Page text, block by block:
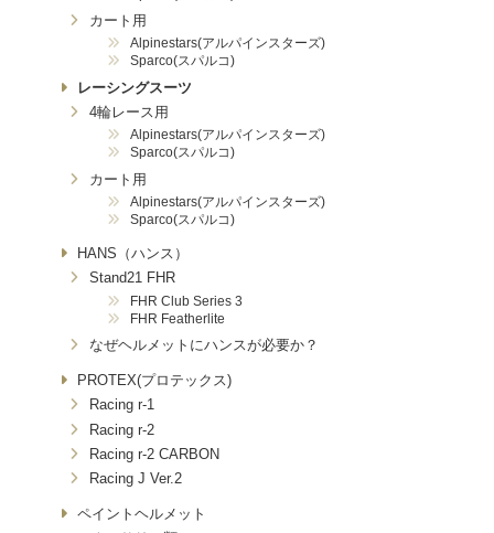
カート用
Alpinestars(アルパインスターズ)
Sparco(スパルコ)
レーシングスーツ
4輪レース用
Alpinestars(アルパインスターズ)
Sparco(スパルコ)
カート用
Alpinestars(アルパインスターズ)
Sparco(スパルコ)
HANS（ハンス）
Stand21 FHR
FHR Club Series 3
FHR Featherlite
なぜヘルメットにハンスが必要か？
PROTEX(プロテックス)
Racing r-1
Racing r-2
Racing r-2 CARBON
Racing J Ver.2
ペイントヘルメット